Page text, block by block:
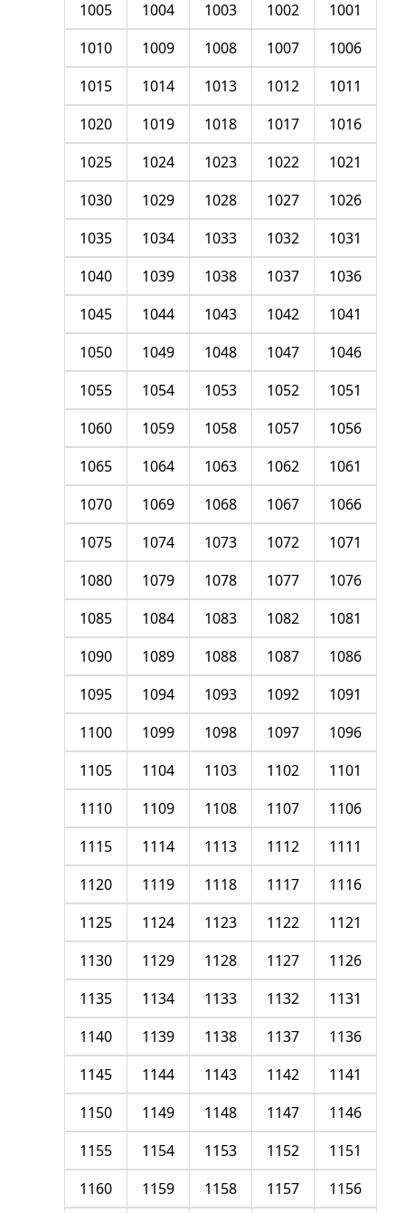
1001
1002
1003
1004
1005
1006
1007
1008
1009
1010
1011
1012
1013
1014
1015
1016
1017
1018
1019
1020
1021
1022
1023
1024
1025
1026
1027
1028
1029
1030
1031
1032
1033
1034
1035
1036
1037
1038
1039
1040
1041
1042
1043
1044
1045
1046
1047
1048
1049
1050
1051
1052
1053
1054
1055
1056
1057
1058
1059
1060
1061
1062
1063
1064
1065
1066
1067
1068
1069
1070
1071
1072
1073
1074
1075
1076
1077
1078
1079
1080
1081
1082
1083
1084
1085
1086
1087
1088
1089
1090
1091
1092
1093
1094
1095
1096
1097
1098
1099
1100
1101
1102
1103
1104
1105
1106
1107
1108
1109
1110
1111
1112
1113
1114
1115
1116
1117
1118
1119
1120
1121
1122
1123
1124
1125
1126
1127
1128
1129
1130
1131
1132
1133
1134
1135
1136
1137
1138
1139
1140
1141
1142
1143
1144
1145
1146
1147
1148
1149
1150
1151
1152
1153
1154
1155
1156
1157
1158
1159
1160